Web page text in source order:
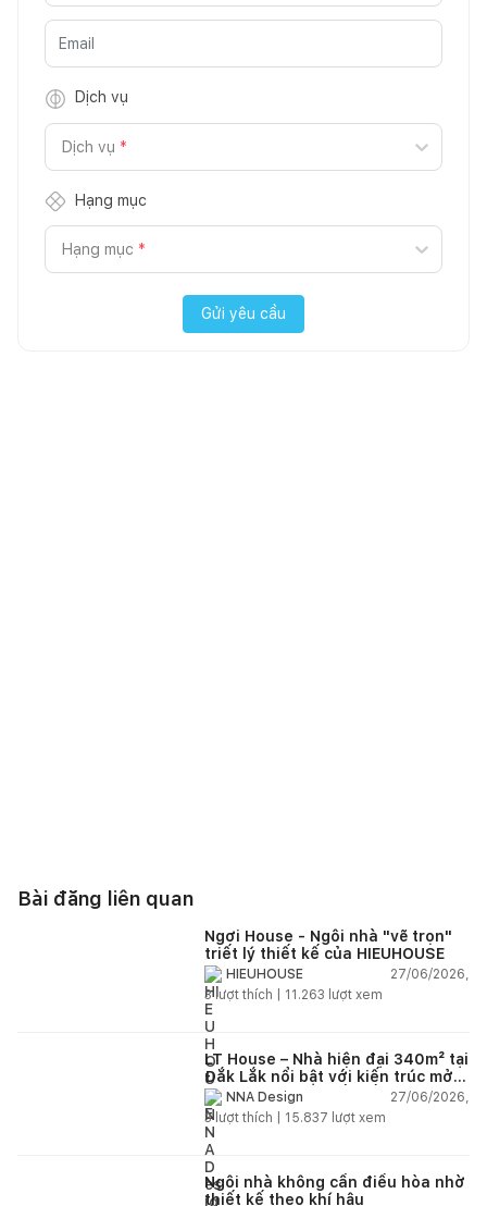
Dịch vụ
Dịch vụ *
Hạng mục
Hạng mục *
Gửi yêu cầu
Bài đăng liên quan
Ngơi House - Ngôi nhà "vẽ trọn"
triết lý thiết kế của HIEUHOUSE
HIEUHOUSE
27/06/2026,
3lượt thích | 11.263 lượt xem
LT House – Nhà hiện đại 340m² tại
Đắk Lắk nổi bật với kiến trúc mở
và hệ sân vườn kết nối thiên
nhiên
NNA Design
27/06/2026,
3lượt thích | 15.837 lượt xem
Ngôi nhà không cần điều hòa nhờ
thiết kế theo khí hậu